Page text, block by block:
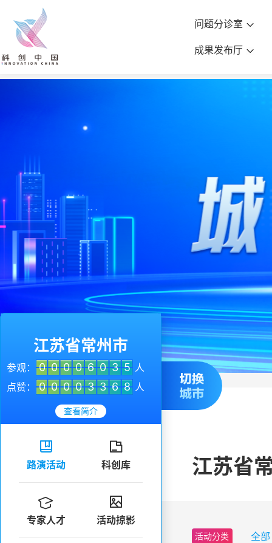
问题分诊室
成果发布厅
江苏省
江苏省常州市
参观： 0 0 0 0 6 0 3 5 人
点赞：
0 0 0 0 3 3 6 8 人
查看简介

路演活动

科创库

专家人才

活动掠影
活动分类 全部